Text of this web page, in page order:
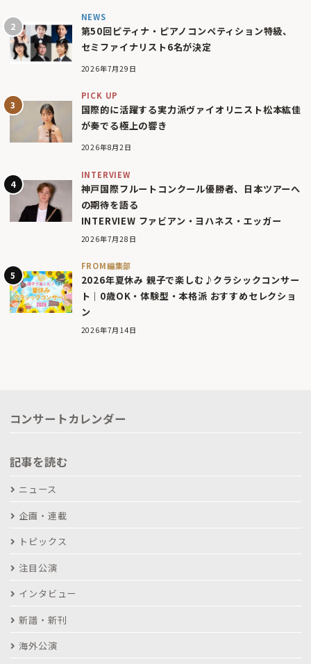
NEWS
第50回ピティナ・ピアノコンペティション特級、
セミファイナリスト6名が決定
2026年7月29日
PICK UP
国際的に活躍する実力派ヴァイオリニスト松本紘佳
が奏でる極上の響き
2026年8月2日
INTERVIEW
神戸国際フルートコンクール優勝者、日本ツアーへ
の期待を語る
INTERVIEW ファビアン・ヨハネス・エッガー
2026年7月28日
FROM編集部
2026年夏休み 親子で楽しむ♪クラシックコンサー
ト｜0歳OK・体験型・本格派 おすすめセレクショ
ン
2026年7月14日
コンサートカレンダー
記事を読む
ニュース
企画・連載
トピックス
注目公演
インタビュー
新譜・新刊
海外公演